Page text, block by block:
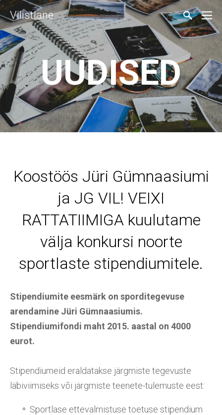
Vilistlane
UUDISED
Koostöös Jüri Gümnaasiumi
ja JG VIL! VEIXI
RATTATIIMIGA kuulutame
välja konkursi noorte
sportlaste stipendiumitele.
Stipendiumite eesmärk on sporditegevuse
arendamine Jüri Gümnaasiumis.
Stipendiumifondi maht 2015. aastal on 4000
eurot.
Stipendiumeid eraldatakse järgmiste tegevuste
läbiviimiseks või järgmiste teenete-tulemuste eest:
Sportlase ettevalmistuse toetuse stipendium